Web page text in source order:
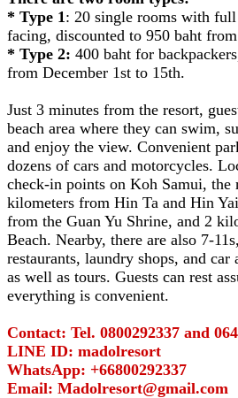
* Type 1 : 20 single rooms with
facing, discounted to 950 baht
* Type 2: 400 baht for
from December 1st to 15th.
Just 3 minutes from the resort,
beach area where they can swim,
and enjoy the view. Convenient
dozens of cars and motorcycles.
check-in points on Koh Samui, the
kilometers from Hin Ta and Hin
from the Guan Yu Shrine, and 2
Beach. Nearby, there are also 7-
restaurants, laundry shops, and
as well as tours. Guests can rest
everything is convenient.
Contact: Tel. 0800292337 and
LINE ID: madolresort
WhatsApp: +66800292337
Email: Madolresort@gmail.com